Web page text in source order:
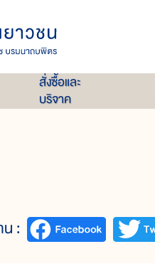
สั่งซื้อและ
บริจาค
: